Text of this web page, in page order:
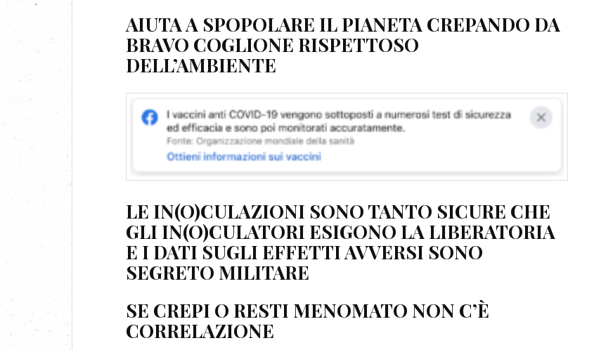
AIUTA A SPOPOLARE IL PIANETA CREPANDO DA
BRAVO COGLIONE RISPETTOSO
DELL’AMBIENTE
LE IN(O)CULAZIONI SONO TANTO SICURE CHE
GLI IN(O)CULATORI ESIGONO LA LIBERATORIA
E I DATI SUGLI EFFETTI AVVERSI SONO
SEGRETO MILITARE
SE CREPI O RESTI MENOMATO NON C’È
CORRELAZIONE